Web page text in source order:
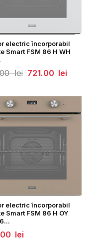
electric încorporabil
Smart FSM 86 H WH
lei Prețul
inițial
775.00
lei.
721.00 leiPrețul
curent
lei.
electric încorporabil
Smart FSM 86 H OY
lei